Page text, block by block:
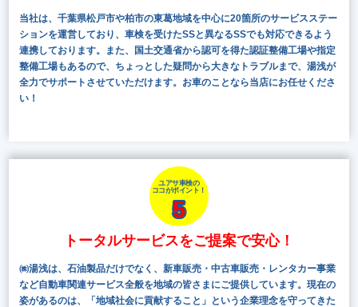
当社は、千葉県松戸市や柏市の東葛地域を中心に20箇所のサービスステー
ションを運営しており、車検を受けたSSと異なるSSでも対応できるよう
連携しております。また、国土交通省から認可を得た認証整備工場や指定
整備工場もあるので、ちょっとした疑問から大きなトラブルまで、湯浅が
全力でサポートさせていただけます。お車のことなら当店にお任せくださ
い！
ユアサ車検の
ココがポイント！
5
トータルサービスをご提案で安心！
㈱湯浅は、石油製品だけでなく、新車販売・中古車販売・レンタカー事業
など自動車関連サービス全般を地域の皆さまにご提供しています。現在の
姿があるのは、「地域社会に貢献すること」という企業理念を守ってきた